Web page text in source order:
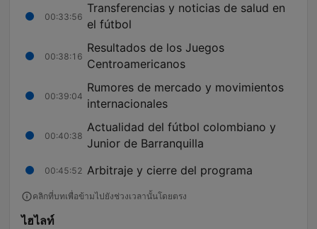
00:33:56
Transferencias y noticias de salud en
el fútbol
00:38:16
Resultados de los Juegos
Centroamericanos
00:39:04
Rumores de mercado y movimientos
internacionales
00:40:38
Actualidad del fútbol colombiano y
Junior de Barranquilla
00:45:52 Arbitraje y cierre del programa
คลิกที่บทเพื่อข้ามไปยังช่วงเวลานั้นโดยตรง
ไฮไลท์